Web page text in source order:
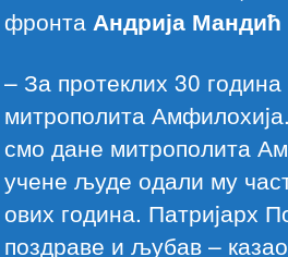
фронта Андрија Мандић
– За протеклих 30
митрополита
смо дане митрополита
учене људе одали му
ових година. Патриjарх
поздраве и љубав –